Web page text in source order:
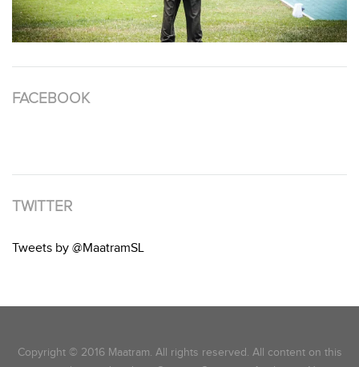
FACEBOOK
TWITTER
Tweets by @MaatramSL
Copyright © 2016 Maatram. All rights reserved. All content on this